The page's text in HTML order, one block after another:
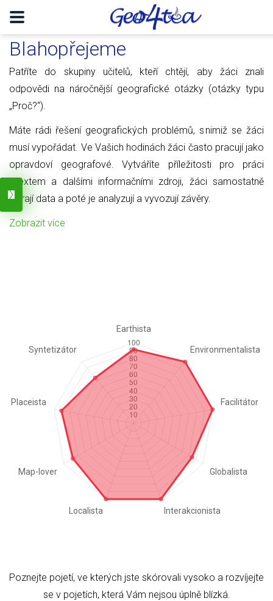
Blahopřejeme
Patříte do skupiny učitelů, kteří chtějí, aby žáci znali
odpovědi na náročnější geografické otázky (otázky typu
„Proč?“).
Máte rádi řešení geografických problémů, s nimiž se žáci
musí vypořádat. Ve Vašich hodinách žáci často pracují jako
opravdoví geografové. Vytváříte příležitosti pro práci
s textem a dalšími informačními zdroji, žáci samostatně
sbírají data a poté je analyzují a vyvozují závěry.
Zobrazit více
Poznejte pojetí, ve kterých jste skórovali vysoko a rozvíjejte
se v pojetích, která Vám nejsou úplně blízká.